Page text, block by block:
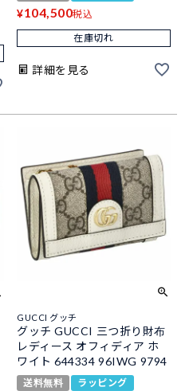
¥104,500税込
在庫切れ
詳細を見る
GUCCI グッチ
グッチ GUCCI 三つ折り財布
レディース オフィディア ホ
ワイト 644334 96IWG 9794
送料無料 ラッピング